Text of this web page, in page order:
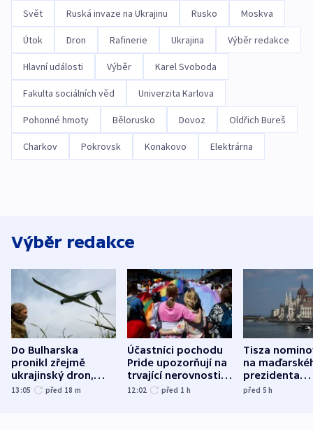
Svět Ruská invaze na Ukrajinu Rusko Moskva
Útok Dron Rafinerie Ukrajina Výběr redakce
Hlavní události Výběr Karel Svoboda
Fakulta sociálních věd Univerzita Karlova
Pohonné hmoty Bělorusko Dovoz Oldřich Bureš
Charkov Pokrovsk Konakovo Elektrárna
Výběr redakce
Do Bulharska
pronikl zřejmě
ukrajinský dron,
explodoval kilometr
13:05 před 18 m
Účastníci pochodu
Pride upozorňují na
trvající nerovnosti i
společenskou
12:02 před 1 h
Tisza
na
prezidenta
bývalého
před 5h